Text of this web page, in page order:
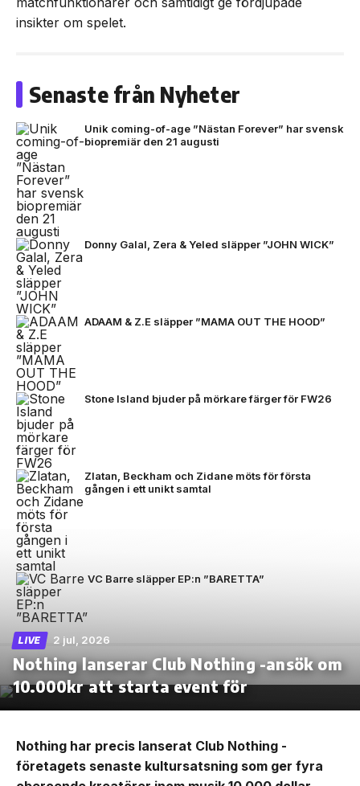
insikter om spelet.
Senaste från Nyheter
Unik coming-of-age ”Nästan Forever” har svensk
biopremiär den 21 augusti
Donny Galal, Zera & Yeled släpper ”JOHN WICK”
ADAAM & Z.E släpper ”MAMA OUT THE HOOD”
Stone Island bjuder på mörkare färger för FW26
Zlatan, Beckham och Zidane möts för första
gången i ett unikt samtal
VC Barre släpper EP:n ”BARETTA”
LIVE 2 jul, 2026
Nothing lanserar Club Nothing -ansök om
10.000kr att starta event för
Nothing har precis lanserat Club Nothing -
företagets senaste kultursatsning som ger fyra